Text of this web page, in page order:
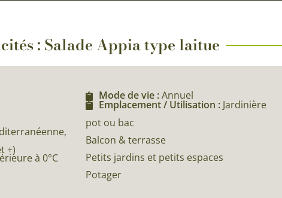
: Salade Appia type laitue
+)
à 0°C
Mode de vie :Annuel
Emplacement / Utilisation : Jardinière
pot ou bac
Balcon & terrasse
Petits jardins et petits espaces
Potager